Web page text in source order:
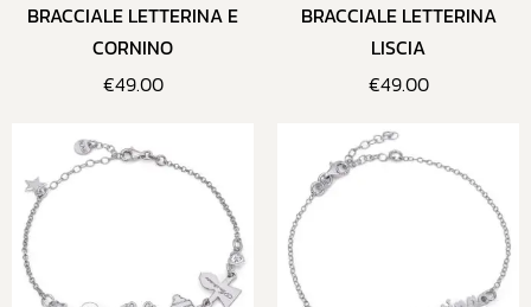
BRACCIALE LETTERINA E
CORNINO
€49.00
BRACCIALE LETTERINA
LISCIA
€49.00